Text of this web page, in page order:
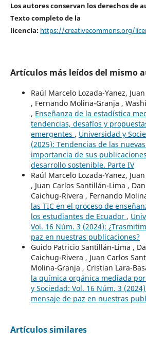
Los autores conservan los derechos de
Texto completo de la
licencia: https://creativecommons.org/
Artículos más leídos del mismo
Raúl Marcelo Lozada-Yanez,
, Fernando Molina-Granja ,
, Enseñanza de la estadística
tendencias, desafíos y
emergentes , Universidad y
(2025): Tendencias de las
importancia de sus
desarrollo sostenible. Parte IV
Raúl Marcelo Lozada-Yanez,
, Juan Carlos Santillán-Lima ,
Caichug-Rivera , Fernando
las TIC en el proceso de
los estudiantes de Ecuador ,
Vol. 16 Núm. 3 (2024):
paz en nuestras publicaciones?
Guido Patricio Santillán-Lima ,
Caichug-Rivera , Juan Carlos
Molina-Granja , Cristian Lara-
la química orgánica mediada por
y Sociedad: Vol. 16 Núm. 3
mensaje de paz en nuestras
Artículos similares